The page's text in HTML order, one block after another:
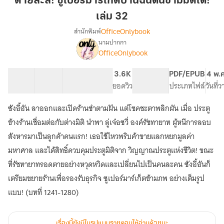
ซู
มาร์เก็ต
บ้าน
ดัน
มิติ
ได้!
เล่ม
32
เล่ม 32
เรื่อง
ตาย
ล่ะ
สิ!
ซู
เปอร์
มาร์เก็ต
บ้าน
ฉัน
ดัน
ข้าม
มิติ
ได้!
สำนักพิมพ์OfficeOnlybook
นามปากกา
OfficeOnlybook
3.6K
ยอดวิว
PDF/EPUB
ประเภทไฟล์
4 พ.
วันที่ว
ซังอี้อัน ลาออกและเปิดร้านชำตามฝัน แต่โชคชะตาพลิกผัน เมื่อ ประตู
ข้างร้านเชื่อมต่อกับต่างมิติ นำพา ลู่เจ๋อซวี่ องค์รัชทายาท ผู้หนีการลอบ
สังหารมาเป็นลูกค้าคนแรก! เธอใช้ไหวพริบค้าขายแลกหยกมูลค่า
มหาศาล และได้สิทธิ์ควบคุมประตูมิติจาก วิญญาณประตูแห่งชีวิต! ขณะ
ที่รัชทายาทรอดตายอย่างหวุดหวิดและเปลี่ยนไปเป็นคนละคน ซังอี้อันก็
เตรียมขยายร้านเพื่อรองรับธุรกิจ ซูเปอร์มาร์เก็ตข้ามภพ อย่างเต็มรูป
แบบ! (บทที่ 1241-1280)